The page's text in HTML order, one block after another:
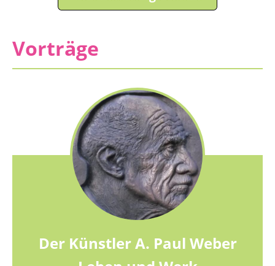
Vorträge
Der Künstler A. Paul Weber